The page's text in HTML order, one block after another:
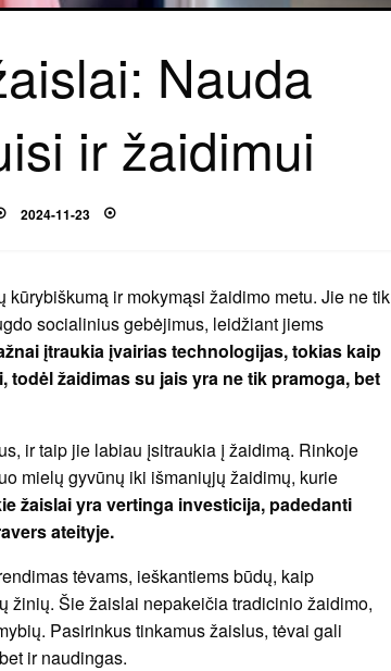
Nauda
ir žaidimui
Posted
on
2024-11-23
ir mokymąsi žaidimo metu. Jie ne tik
socialinius gebėjimus, leidžiant jiems
įtraukia įvairias technologijas, tokias kaip
žaidimas su jais yra ne tik pramoga, bet
ir taip jie labiau įsitraukia į žaidimą. Rinkoje
mielų gyvūnų iki išmaniųjų žaidimų, kurie
žaislai yra vertinga investicija, padedanti
ateityje.
tėvams, ieškantiems būdų, kaip
žinių. Šie žaislai nepakeičia tradicinio žaidimo,
Pasirinkus tinkamus žaislus, tėvai gali
ir naudingas.